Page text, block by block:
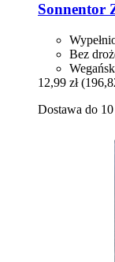
Sonnentor
Bez
12,99 zł
Dostawa do